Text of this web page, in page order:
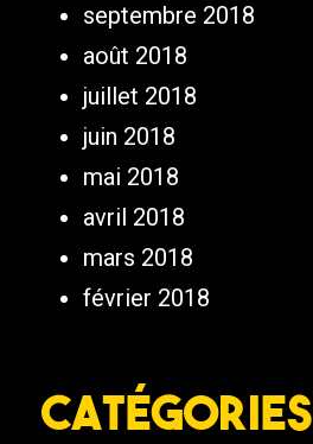
septembre 2018
août 2018
juillet 2018
juin 2018
mai 2018
avril 2018
mars 2018
février 2018
Catégories